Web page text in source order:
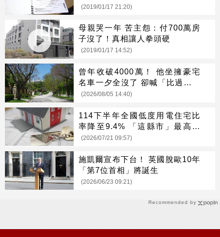
Recommended by
(2019/01/17 21:20)
母親哭一年 苦主怨：付700萬房
子沒了！真相讓人拳頭硬
(2019/01/17 14:52)
曾年收破4000萬！ 他坐擁豪宅
名車一夕全沒了 卻喊「比過去更
快樂」
(2026/08/05 14:40)
114下半年全國低度用電住宅比
率降至9.4% 「這縣市」最高居
冠
(2026/07/21 09:57)
施凱爾宣布下台！ 英國脫歐10年
「第7位首相」將誕生
(2026/06/23 09:21)